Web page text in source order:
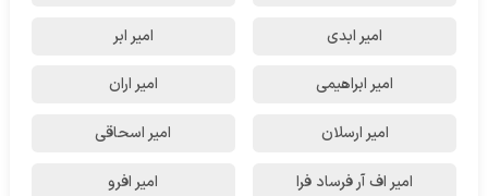
امیر ابدی امیر ابر
امیر ابراهیمی امیر اران
امیر ارسلان امیر اسحاقی
امیر اف آر فرساد فرا امیر افرو